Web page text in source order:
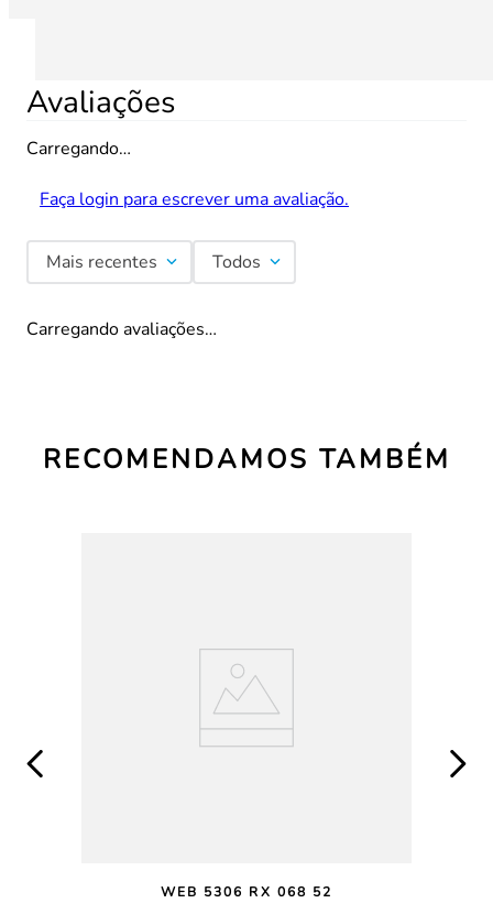
Avaliações
Carregando…
Faça login para escrever uma avaliação.
Mais recentes Todos
Carregando avaliações…
RECOMENDAMOS TAMBÉM
WEB 5306 RX 068 52